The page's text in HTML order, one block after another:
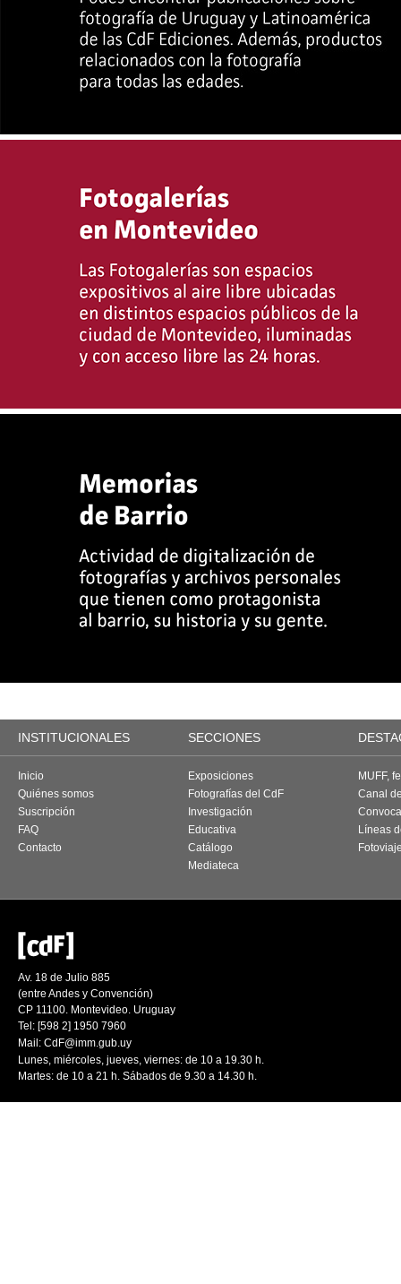
INSTITUCIONALES SECCIONES
Inicio
Quiénes somos
Suscripción
FAQ
Contacto
Exposiciones
Fotografías del CdF
Investigación
Educativa
Catálogo
Mediateca
MUFF,
Canal
Líneas
Av. 18 de Julio 885
(entre Andes y Convención)
CP 11100. Montevideo. Uruguay
Tel: [598 2] 1950 7960
Mail: CdF@imm.gub.uy
Lunes, miércoles, jueves, viernes: de 10 a 19.30 h.
Martes: de 10 a 21 h. Sábados de 9.30 a 14.30 h.